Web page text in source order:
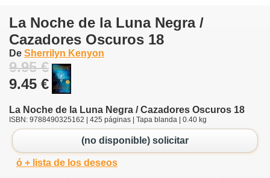
La Noche de la Luna Negra /
Cazadores Oscuros 18
De Sherrilyn Kenyon
9.95 €
9.45 €
La Noche de la Luna Negra / Cazadores Oscuros 18
ISBN: 9788490325162 | 425 páginas | Tapa blanda | 0.40 kg
(no disponible) solicitar
ó + lista de los deseos